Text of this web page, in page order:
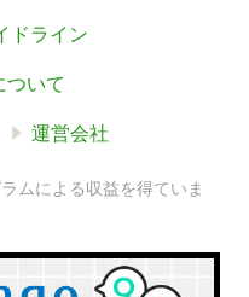
ドライン
ついて
運営会社
ムによる収益を得ていま